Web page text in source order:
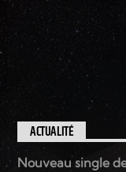
Elyon
Elyon
ACTUALITÉ
Nouveau single